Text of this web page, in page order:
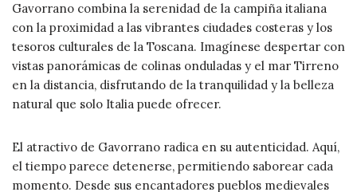
Gavorrano combina la serenidad de la campiña italiana
con la proximidad a las vibrantes ciudades costeras y los
tesoros culturales de la Toscana. Imagínese despertar con
vistas panorámicas de colinas onduladas y el mar Tirreno
en la distancia, disfrutando de la tranquilidad y la belleza
natural que solo Italia puede ofrecer.
El atractivo de Gavorrano radica en su autenticidad. Aquí,
el tiempo parece detenerse, permitiendo saborear cada
momento. Desde sus encantadores pueblos medievales